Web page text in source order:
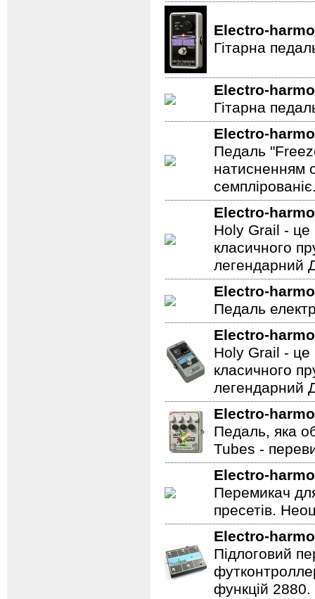
Electro-
Гітарна
Electro-
Гітарна
Electro-
Педаль
натисненням
Electro-
Holy Grail - це
класичного
легендарний
Electro-
Педаль
Electro-
Holy Grail - це
класичного
легендарний
Electro-
Педаль, яка
Tubes -
Electro-
Перемикач
пресетів.
Electro-
Підлоговий
функцій 2880.